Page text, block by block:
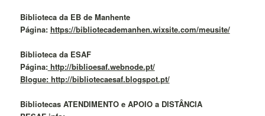
Biblioteca da EB de Manhente
Página: https://bibliotecademanhen.wixsite.com/meusite/
Biblioteca da ESAF
Página:http://biblioesaf.webnode.pt/
Blogue: http://bibliotecaesaf.blogspot.pt/
Bibliotecas ATENDIMENTO e APOIO a DISTÂNCIA